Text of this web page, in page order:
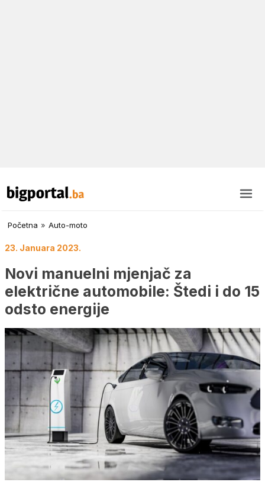
Početna » Auto-moto
23. Januara 2023.
Novi manuelni mjenjač za
električne automobile: Štedi i do 15
odsto energije